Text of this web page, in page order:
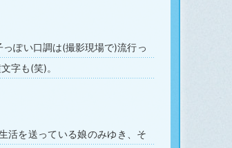
ぽい口調は(撮影現場で)流行っ
字も(笑)。
活を送っている娘のみゆき、そ